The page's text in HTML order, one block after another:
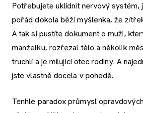
Potřebujete uklidnit nervový systém,
pořád dokola běží myšlenka, že
A tak si pustíte dokument o muži,
manželku, rozřezal tělo a několik
truchlí a je milující otec rodiny. A
jste vlastně docela v pohodě.
Tenhle paradox průmysl